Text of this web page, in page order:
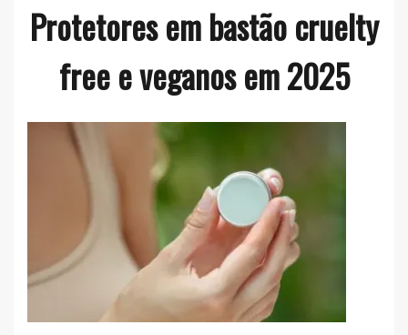
Sena
Silva
Protetores em bastão cruelty
free e veganos em 2025
Banho,
Listas
cruelty
free/vegan,
Proteção
Solar